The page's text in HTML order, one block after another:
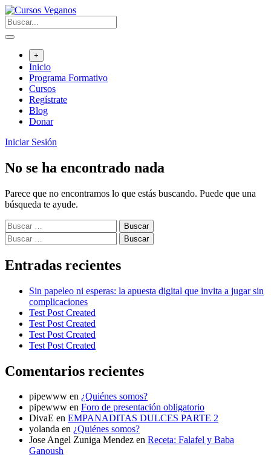
Saltar
al
contenido
+
Inicio
Programa Formativo
Cursos
Regístrate
Blog
Donar
Iniciar Sesión
No se ha encontrado nada
Parece que no encontramos lo que estás buscando. Puede que una
búsqueda te ayude.
Buscar:
Buscar:
Entradas recientes
Sin papeleo ni esperas: la apuesta digital que invita a jugar sin
complicaciones
Test Post Created
Test Post Created
Test Post Created
Test Post Created
Comentarios recientes
pipewww en ¿Quiénes somos?
pipewww en Foro de presentación obligatorio
DivaE en EMPANADITAS DULCES PARTE 2
yolanda en ¿Quiénes somos?
Jose Angel Zuniga Mendez en Receta: Falafel y Baba
Ganoush